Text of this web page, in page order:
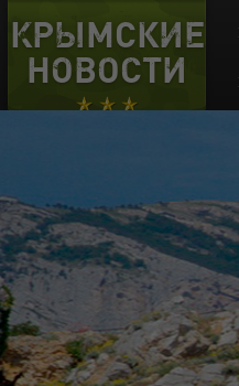
КРЫМСКИЕ
НОВОСТИ